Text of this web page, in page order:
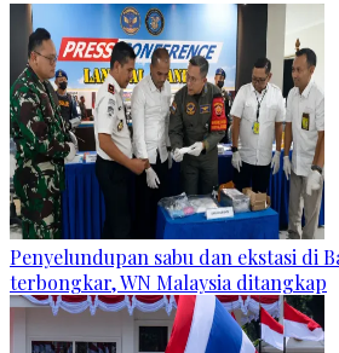
Penyelundupan sabu dan ekstasi di
terbongkar, WN Malaysia ditangkap